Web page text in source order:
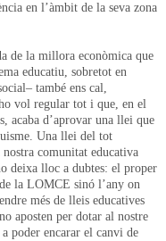
en l’àmbit de la seva zona
de la millora econòmica que
educatiu, sobretot en
també ens cal,
vol regular tot i que, en el
acaba d’aprovar una llei que
Una llei del tot
comunitat educativa
deixa lloc a dubtes: el proper
la LOMCE sinó l’any on
més de lleis educatives
aposten per dotar al nostre
poder encarar el canvi de